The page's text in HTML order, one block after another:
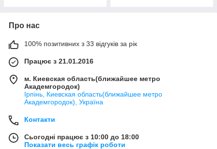
Про нас
100% позитивних з 33 відгуків за рік
Працює з 21.01.2016
м. Киевская область(ближайшее метро
Академгородок)
Ірпінь, Киевская область(ближайшее метро
Академгородок), Україна
Контакти
Сьогодні працює з 10:00 до 18:00
Показати весь графік роботи